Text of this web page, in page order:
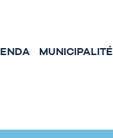
MUNICIPALITÉ